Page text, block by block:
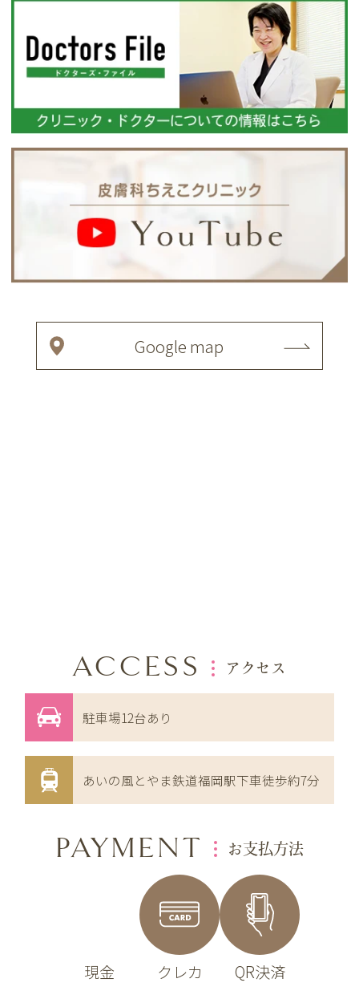
Google map
ACCESS アクセス
駐車場12台あり
あいの風とやま鉄道福岡駅下車徒歩約7分
PAYMENT お支払方法
現金 クレカ QR決済